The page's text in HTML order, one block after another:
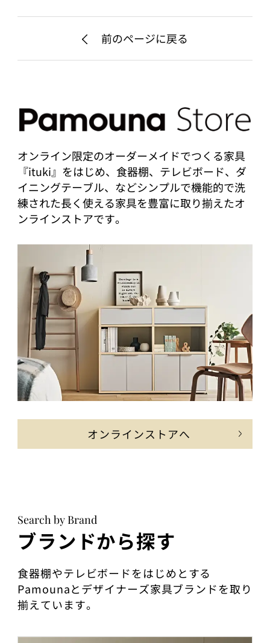
前のページに戻る
オンライン限定のオーダーメイドでつくる家具
『ituki』をはじめ、食器棚、テレビボード、ダ
イニングテーブル、などシンプルで機能的で洗
練された長く使える家具を豊富に取り揃えたオ
ンラインストアです。
オンラインストアへ
Search by Brand
ブランドから探す
食器棚やテレビボードをはじめとする
Pamounaとデザイナーズ家具ブランドを取り
揃えています。